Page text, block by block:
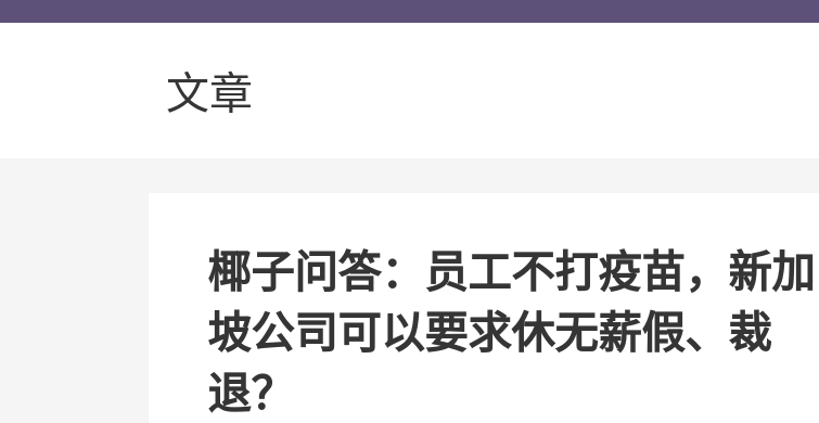
文章
椰子问答：员工不打疫苗，新加
坡公司可以要求休无薪假、裁
退？